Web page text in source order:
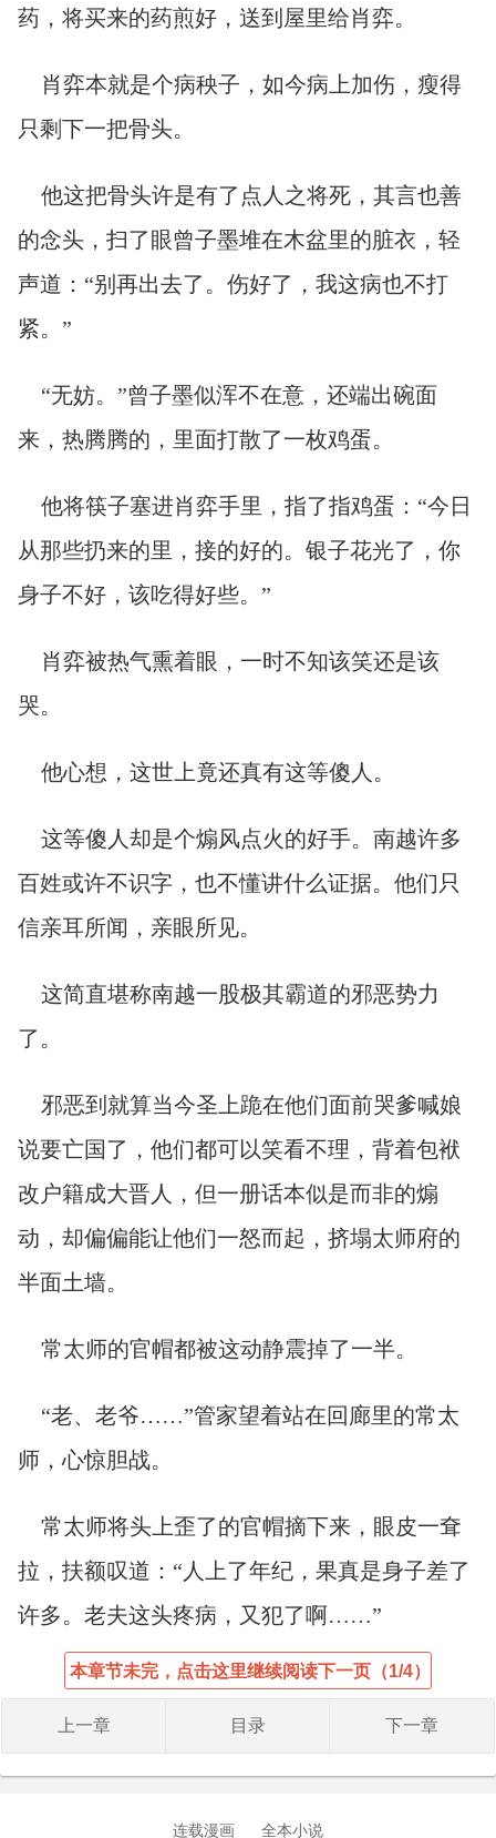
药，将买来的药煎好，送到屋里给肖弈。
肖弈本就是个病秧子，如今病上加伤，瘦得
只剩下一把骨头。
他这把骨头许是有了点人之将死，其言也善
的念头，扫了眼曾子墨堆在木盆里的脏衣，轻
声道：“别再出去了。伤好了，我这病也不打
紧。”
“无妨。”曾子墨似浑不在意，还端出碗面
来，热腾腾的，里面打散了一枚鸡蛋。
他将筷子塞进肖弈手里，指了指鸡蛋：“今日
从那些扔来的里，接的好的。银子花光了，你
身子不好，该吃得好些。”
肖弈被热气熏着眼，一时不知该笑还是该
哭。
他心想，这世上竟还真有这等傻人。
这等傻人却是个煽风点火的好手。南越许多
百姓或许不识字，也不懂讲什么证据。他们只
信亲耳所闻，亲眼所见。
这简直堪称南越一股极其霸道的邪恶势力
了。
邪恶到就算当今圣上跪在他们面前哭爹喊娘
说要亡国了，他们都可以笑看不理，背着包袱
改户籍成大晋人，但一册话本似是而非的煽
动，却偏偏能让他们一怒而起，挤塌太师府的
半面土墙。
常太师的官帽都被这动静震掉了一半。
“老、老爷……”管家望着站在回廊里的常太
师，心惊胆战。
常太师将头上歪了的官帽摘下来，眼皮一耷
拉，扶额叹道：“人上了年纪，果真是身子差了
许多。老夫这头疼病，又犯了啊……”
本章节未完，点击这里继续阅读下一页（1/4）
上一章 目录 下一章
连载漫画 全本小说